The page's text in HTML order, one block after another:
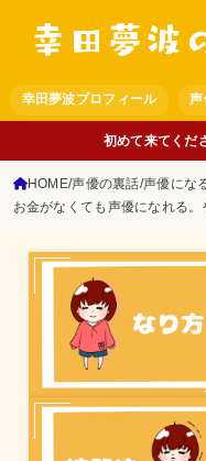
幸田夢波プロフィール 声
初めて来てくだ
HOME 声優の裏話 声優にな
お金がなくても声優になれる。